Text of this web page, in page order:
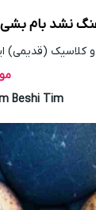
نشد بام
(قدیمی)
Beshi Tim